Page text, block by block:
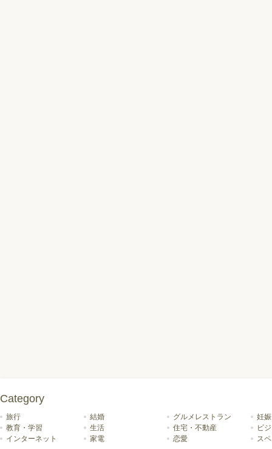
Category
旅行 結婚 グルメレストラン
妊
教育・学習
生活 住宅・不動産
ビ
インターネット
家電 恋愛 ス